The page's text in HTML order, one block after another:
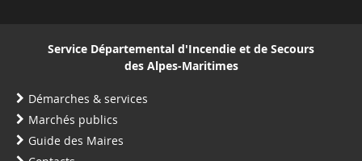
Service Départemental d'Incendie et de Secours
des Alpes-Maritimes
Démarches & services
Marchés publics
Guide des Maires